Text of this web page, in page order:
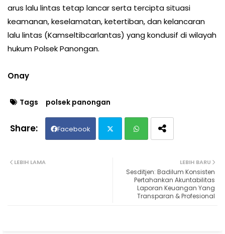
arus lalu lintas tetap lancar serta tercipta situasi
keamanan, keselamatan, ketertiban, dan kelancaran
lalu lintas (Kamseltibcarlantas) yang kondusif di wilayah
hukum Polsek Panongan.
Onay
Tags polsek panongan
Facebook
ats
ap
LEBIH BARU
Sesditjen: Badilum Konsisten
Pertahankan Akuntabilitas
Laporan Keuangan Yang
Transparan & Profesional
LEBIH LAMA